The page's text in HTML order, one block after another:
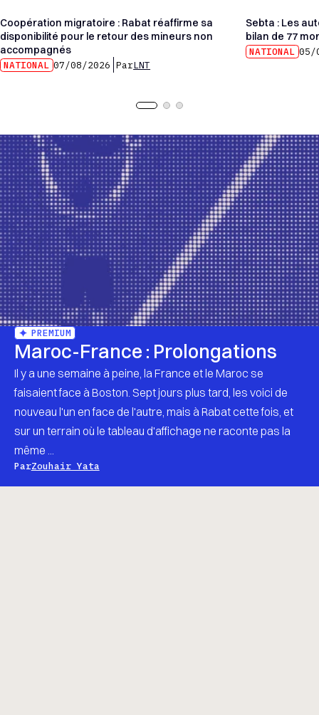
Coopération migratoire : Rabat réaffirme sa
disponibilité pour le retour des mineurs non
accompagnés
NATIONAL 07/08/2026 ParLNT
Sebta : Les
bilan de 77
NATIONAL 05/
PREMIUM
Maroc-France : Prolongations
Il y a une semaine à peine, la France et le Maroc se
faisaient face à Boston. Sept jours plus tard, les voici de
nouveau l'un en face de l'autre, mais à Rabat cette fois, et
sur un terrain où le tableau d'affichage ne raconte pas la
même ...
ParZouhair Yata